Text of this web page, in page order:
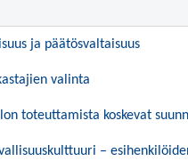
ja päätösvaltaisuus
valinta
toteuttamista koskevat
–